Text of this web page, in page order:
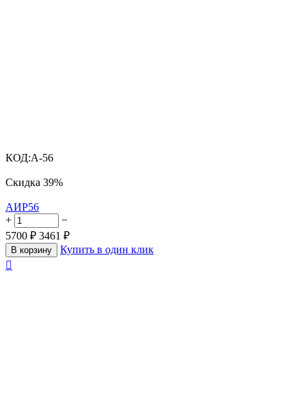
КОД:A-56
Скидка 39%
АИР56
+
−
5700 ₽ 3461 ₽
В корзину
Купить в один клик
